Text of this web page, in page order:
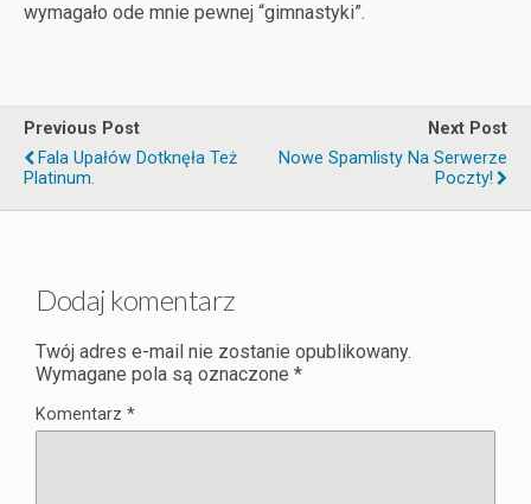
wymagało ode mnie pewnej “gimnastyki”.
Previous Post
Fala Upałów Dotknęła Też
Platinum.
Next Post
Nowe Spamlisty Na Serwerze
Poczty!
Dodaj komentarz
Twój adres e-mail nie zostanie opublikowany.
Wymagane pola są oznaczone *
Komentarz *